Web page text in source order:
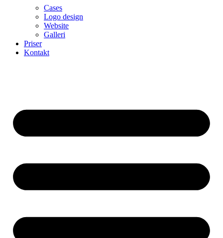
Cases
Logo design
Website
Galleri
Priser
Kontakt